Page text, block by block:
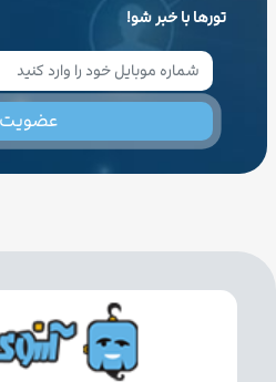
تورها با خبر شو!
عضویت